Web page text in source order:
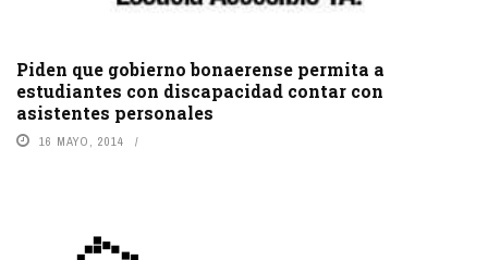
Piden que gobierno bonaerense permita a
estudiantes con discapacidad contar con
asistentes personales
16 MAYO, 2014